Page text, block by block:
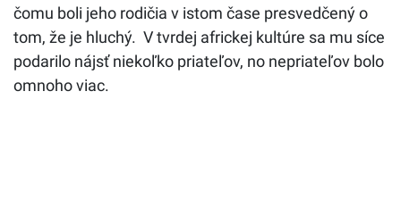
čomu boli jeho rodičia v istom čase presvedčený o
tom, že je hluchý. V tvrdej africkej kultúre sa mu síce
podarilo nájsť niekoľko priateľov, no nepriateľov bolo
omnoho viac.